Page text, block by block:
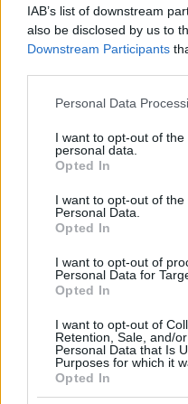
IAB’s list of downstream
also be disclosed by us to
Downstream Participants
Please note that this
not limited to your visit or
grant or deny consent to
use your data for below
consent section.
Personal Data
I want to opt-out of
personal data.
Opted In
I want to opt-out of the
Personal Data.
Opted In
I want to opt-out of
Personal Data for
Opted In
I want to opt-out of
Retention, Sale, and/
Personal Data that Is
Purposes for which it
Opted In
Η παρουσιάστρια
πατριού της, αλλά και